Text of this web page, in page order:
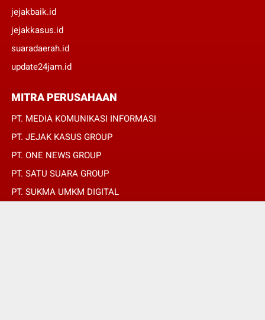
jejakbaik.id
jejakkasus.id
suaradaerah.id
update24jam.id
MITRA PERUSAHAAN
PT. MEDIA KOMUNIKASI INFORMASI
PT. JEJAK KASUS GROUP
PT. ONE NEWS GROUP
PT. SATU SUARA GROUP
PT. SUKMA UMKM DIGITAL